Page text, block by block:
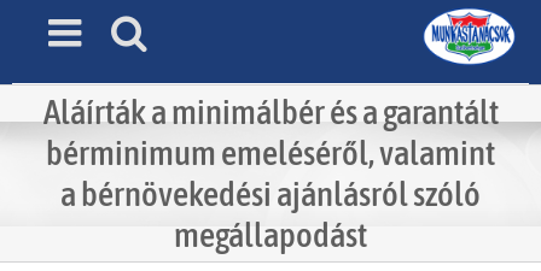
Aláírták a minimálbér és a garantált
bérminimum emeléséről, valamint
a bérnövekedési ajánlásról szóló
megállapodást